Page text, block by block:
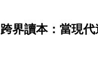
跨界讀本：當現